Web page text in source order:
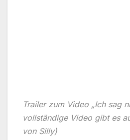
Trailer zum Video „Ich sag
vollständige Video gibt es
von Silly)